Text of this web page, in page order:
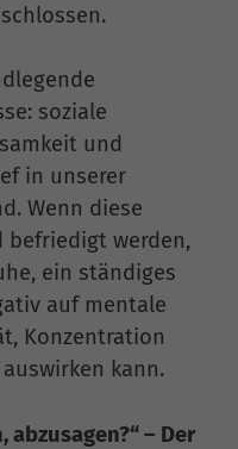
soziale
und
in unserer
Wenn diese
befriedigt werden,
ein ständiges
auf mentale
Konzentration
kann.
abzusagen?“ – Der